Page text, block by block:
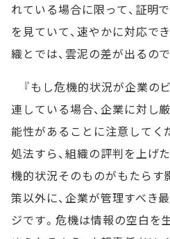
れている場合に限って、証明
を見ていて、速やかに対応で
織とでは、雲泥の差が出るので
『もし危機的状況が企業の
連している場合、企業に対し
能性があることに注意してく
処法すら、組織の評判を上げ
機的状況そのものがもたらす
策以外に、企業が管理すべき
ジです。危機は情報の空白を